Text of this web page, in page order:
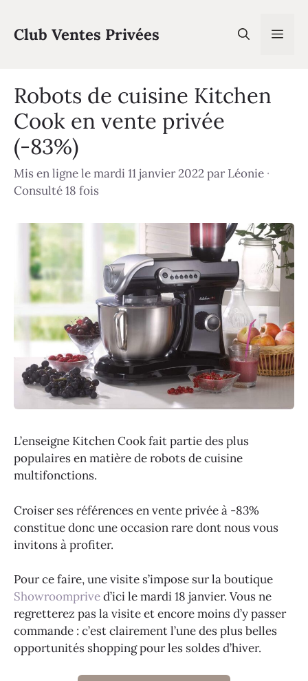
contenu
Club Ventes Privées
Robots de cuisine Kitchen
Cook en vente privée
(-83%)
Mis en ligne le mardi 11 janvier 2022parLéonie ·
Consulté 18 fois
L’enseigne Kitchen Cook fait partie des plus
populaires en matière de robots de cuisine
multifonctions.
Croiser ses références en vente privée à -83%
constitue donc une occasion rare dont nous vous
invitons à profiter.
Pour ce faire, une visite s’impose sur la boutique
Showroomprived’ici le mardi 18 janvier. Vous ne
regretterez pas la visite et encore moins d’y passer
commande : c’est clairement l’une des plus belles
opportunités shopping pour les soldes d’hiver.